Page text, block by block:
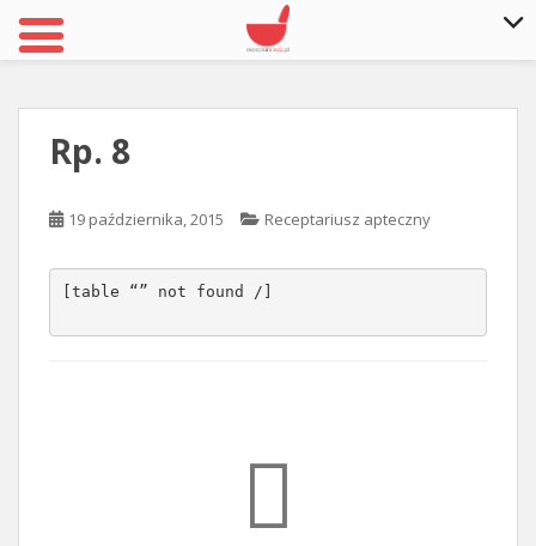
Rp. 8
19 października, 2015 Receptariusz apteczny
[table “” not found /]